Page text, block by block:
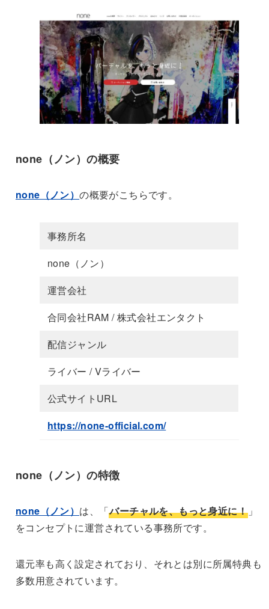
none（ノン）の概要
none（ノン）の概要がこちらです。
事務所名
none（ノン）
運営会社
合同会社RAM / 株式会社エンタクト
配信ジャンル
ライバー / Vライバー
公式サイトURL
https://none-official.com/
none（ノン）の特徴
none（ノン） は、「バーチャルを、もっと身近に！」
をコンセプトに運営されている事務所です。
還元率も高く設定されており、それとは別に所属特典も
多数用意されています。